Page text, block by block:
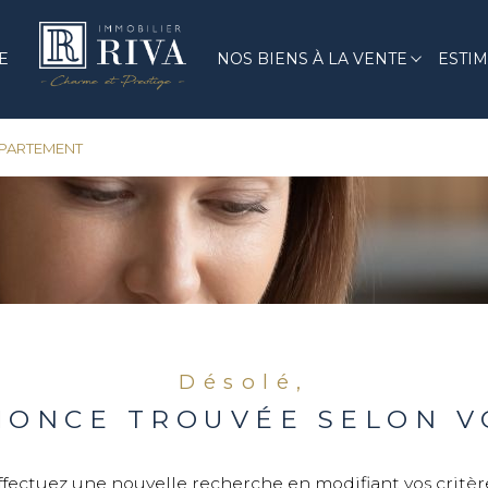
NOS BIENS À LA VENTE
Biens modernes
pro
Estimer
BUDGET
Voir les0annonces
Désolé,
TROUVÉE SELON
une nouvelle recherche en modifiant vos